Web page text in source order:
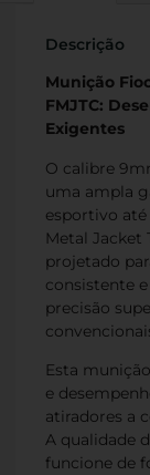
Descrição
Munição
FMJTC:
Exigentes
O calibre
uma ampla
esportivo até
Metal Jacket
projetado
consistente
precisão
Esta
e
atiradores a
A qualidade
funcione de